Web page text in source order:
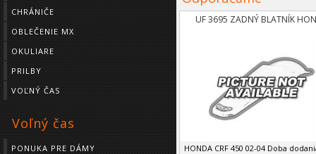
CHRÁNIČE
OBLEČENIE MX
OKULIARE
PRILBY
VOĽNÝ ČAS
Voľný čas
PONUKA PRE DÁMY
UF 3695 ZADNÝ BLATNÍK
HONDA CRF 450 02-04 Doba